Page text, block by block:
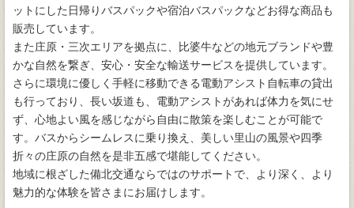
ットにした日帰りバスパックや宿泊バスパックなどお得な商品も
販売しています。
また庄原・三次エリアを拠点に、比婆牛などの地元ブランドや豊
かな自然を繋ぎ、安心・安全な輸送サービスを提供しています。
さらに環境に優しく手軽に移動できる電動アシスト自転車の貸出
も行っており、長い坂道も、電動アシストがあれば体力を気にせ
ず、心地よい風を感じながら自由に散策を楽しむことが可能で
す。バスからシームレスに乗り換え、美しい里山の風景や四季
折々の庄原の自然を是非五感で堪能してください。
地域に根ざした備北交通ならではのサポートで、より深く、より
魅力的な体験を皆さまにお届けします。